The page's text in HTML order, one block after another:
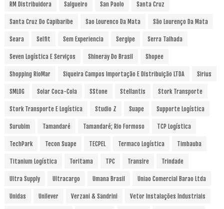
RM Distribuidora Salgueiro San Paolo Santa Cruz
Santa Cruz Do Capibaribe Sao Lourenco Da Mata São Lourenço Da Mata
Seara Selfit Sem Experiencia Sergipe Serra Talhada
Seven Logística E Serviços Shineray Do Brasil Shopee
Shopping RioMar Siqueira Campos Importação E Distribuição LTDA Sirius
SMLOG Solar Coca-Cola SStone Stellantis Stork Transporte
Stork Transporte E Logística Studio Z Suape Supporte Logística
Surubim Tamandaré Tamandaré; Rio Formoso TCP Logística
TechPark Tecon Suape TECPEL Termaco Logística Timbauba
Titanium Logística Toritama TPC Transire Trindade
Ultra Supply Ultracargo Umana Brasil Uniao Comercial Barao Ltda
Unidas Unilever Verzani & Sandrini Vetor Instalações Industriais